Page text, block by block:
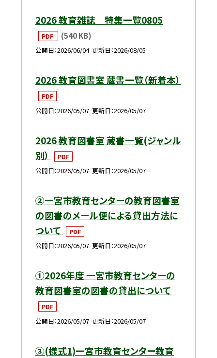
2026 教育雑誌 特集一覧0805
PDF (540 KB)
公開日 2026/06/04 更新日 2026/08/05
2026 教育図書室 蔵書一覧（新着本）
PDF
公開日 2026/05/07 更新日 2026/05/07
2026 教育図書室 蔵書一覧(ジャンル
別）
PDF
公開日 2026/05/07 更新日 2026/05/07
②一宮市教育センターの教育図書室
の図書のメール便による貸出方法に
ついて
PDF
公開日 2026/05/07 更新日 2026/05/07
①2026年度 一宮市教育センターの
教育図書室の図書の貸出について
PDF
公開日 2026/05/07 更新日 2026/05/07
③(様式1)一宮市教育センター教育